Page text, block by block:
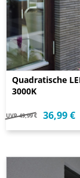
Quadratische
3000K
UVP 49,99 € 36,99 €